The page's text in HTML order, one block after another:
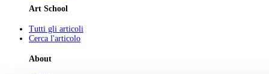
Art School
Tutti gli articoli
Cerca l'articolo
About